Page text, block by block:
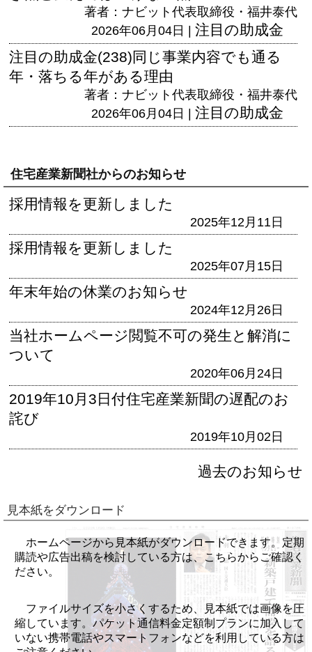
著者：ナビット代表取締役・福井泰代
2026年06月04日 | 注目の助成金
注目の助成金(238)同じ事業内容でも通る
年・落ちる年がある理由
著者：ナビット代表取締役・福井泰代
2026年06月04日 | 注目の助成金
住宅産業新聞社からのお知らせ
採用情報を更新しました
2025年12月11日
採用情報を更新しました
2025年07月15日
年末年始の休業のお知らせ
2024年12月26日
当社ホームページ閲覧不可の発生と解消に
ついて
2020年06月24日
2019年10月3日付住宅産業新聞の遅配のお
詫び
2019年10月02日
過去のお知らせ
見本紙をダウンロード
ホームページから見本紙がダウンロードできます。定期
購読や広告出稿を検討している方は、こちらからご確認く
ださい。
ファイルサイズを小さくするため、見本紙では画像を圧
縮しています。パケット通信料金定額制プランに加入して
いない携帯電話やスマートフォンなどを利用している方は